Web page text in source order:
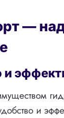
—
и
и